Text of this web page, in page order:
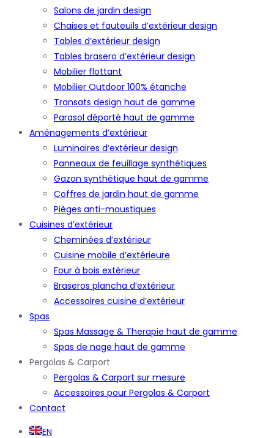
Salons de jardin design
Chaises et fauteuils d’extérieur design
Tables d’extérieur design
Tables brasero d’extérieur design
Mobilier flottant
Mobilier Outdoor 100% étanche
Transats design haut de gamme
Parasol déporté haut de gamme
Aménagements d’extérieur
Luminaires d’extérieur design
Panneaux de feuillage synthétiques
Gazon synthétique haut de gamme
Coffres de jardin haut de gamme
Pièges anti-moustiques
Cuisines d’extérieur
Cheminées d’extérieur
Cuisine mobile d’extérieure
Four à bois extérieur
Braseros plancha d’extérieur
Accessoires cuisine d’extérieur
Spas
Spas Massage & Therapie haut de gamme
Spas de nage haut de gamme
Pergolas & Carport
Pergolas & Carport sur mesure
Accessoires pour Pergolas & Carport
Contact
EN